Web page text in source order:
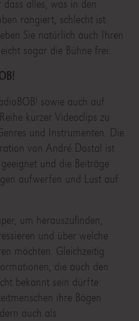
alles, was in den
rangiert, schlecht ist.
Sie natürlich auch Ihren
sogar die Bühne frei.
sowie auch auf
kurzer Videoclips zu
und Instrumenten. Die
von André Dostal ist
und die Beiträge
aufwerfen und Lust auf
um herauszufinden,
und über welche
möchten. Gleichzeitig
die auch den
bekannt sein dürfte:
ihre Bögen
auch als